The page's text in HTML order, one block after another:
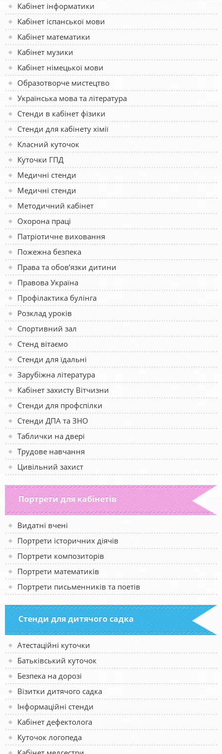
Кабінет інформатики
Кабінет іспанської мови
Кабінет математики
Кабінет музики
Кабінет німецької мови
Образотворче мистецтво
Українська мова та література
Стенди в кабінет фізики
Стенди для кабінету хімії
Класний куточок
Куточки ГПД
Медичні стенди
Медичні стенди
Методичний кабінет
Охорона праці
Патріотичне виховання
Пожежна безпека
Права та обов’язки дитини
Правова Україна
Профілактика булінга
Розклад уроків
Спортивний зал
Стенд вітаємо
Стенди для їдальні
Зарубіжна література
Кабінет захисту Вітчизни
Стенди для профспілки
Стенди ДПА та ЗНО
Таблички на двері
Трудове навчання
Цивільний захист
Портрети для кабінетів
Видатні вчені
Портрети історичних діячів
Портрети композиторів
Портрети математиків
Портрети письменників та поетів
Стенди для дитячого садка
Атестаційні куточки
Батьківський куточок
Безпека на дорозі
Візитки дитячого садка
Інформаційні стенди
Кабінет дефектолога
Куточок логопеда